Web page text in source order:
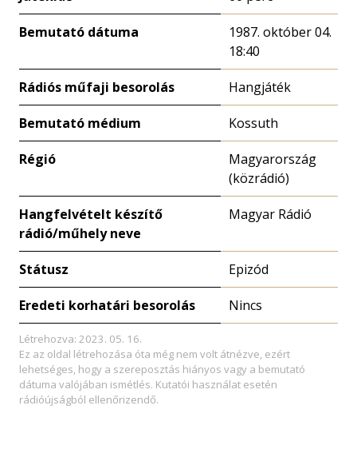
Bemutató dátuma
1987. október 04.
18:40
Rádiós műfaji besorolás Hangjáték
Bemutató médium Kossuth
Régió
Magyarország
(közrádió)
Hangfelvételt készítő
rádió/műhely neve
Magyar Rádió
Státusz Epizód
Eredeti korhatári besorolás Nincs
Létrehozva: 2023. 05. 16.
Ez az oldal létrehozása óta még nem volt átnézve, ezért
lehetséges, hogy a szereposztás hiányos vagy a bemutató
dátuma valójában ismétlés. Kutatói használat esetén
rádióújságból ellenőrizendő.